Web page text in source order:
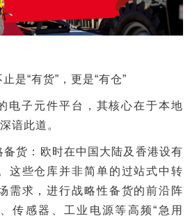
“有货”，更是“有仓”
子元件平台，其核心在于本地
谙此道。
货：欧时在中国大陆及香港设有
这些仓库并非简单的过站式中转
需求，进行战略性备货的前沿阵
传感器、工业电源等高频“急用